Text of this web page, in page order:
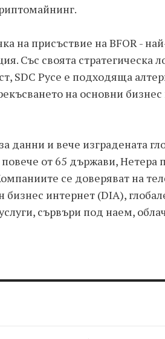
на присъствие на BFOR -
Със своята стратегическа
SDC Русе е подходяща
на основни
данни и вече изградената
от 65 държави, Нетера
се доверяват на
бизнес интернет (DIA),
сървъри под наем,